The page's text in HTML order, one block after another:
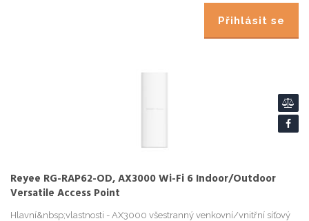
Přihlásit se
Reyee RG-RAP62-OD, AX3000 Wi-Fi 6 Indoor/Outdoor
Versatile Access Point
Hlavní&nbsp;vlastnosti - AX3000 všestranný venkovní/vnitřní síťový